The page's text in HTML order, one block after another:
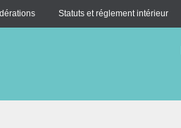
Statuts et réglement intérieur